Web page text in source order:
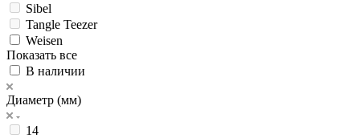
Sibel
Tangle Teezer
Weisen
Показать все
В наличии
Диаметр (мм)
14